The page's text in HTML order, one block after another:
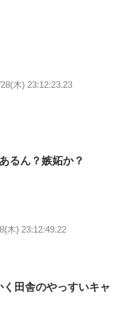
木) 23:12:23.23
るん？嫉妬か？
木) 23:12:49.22
田舎のやっすいキャ